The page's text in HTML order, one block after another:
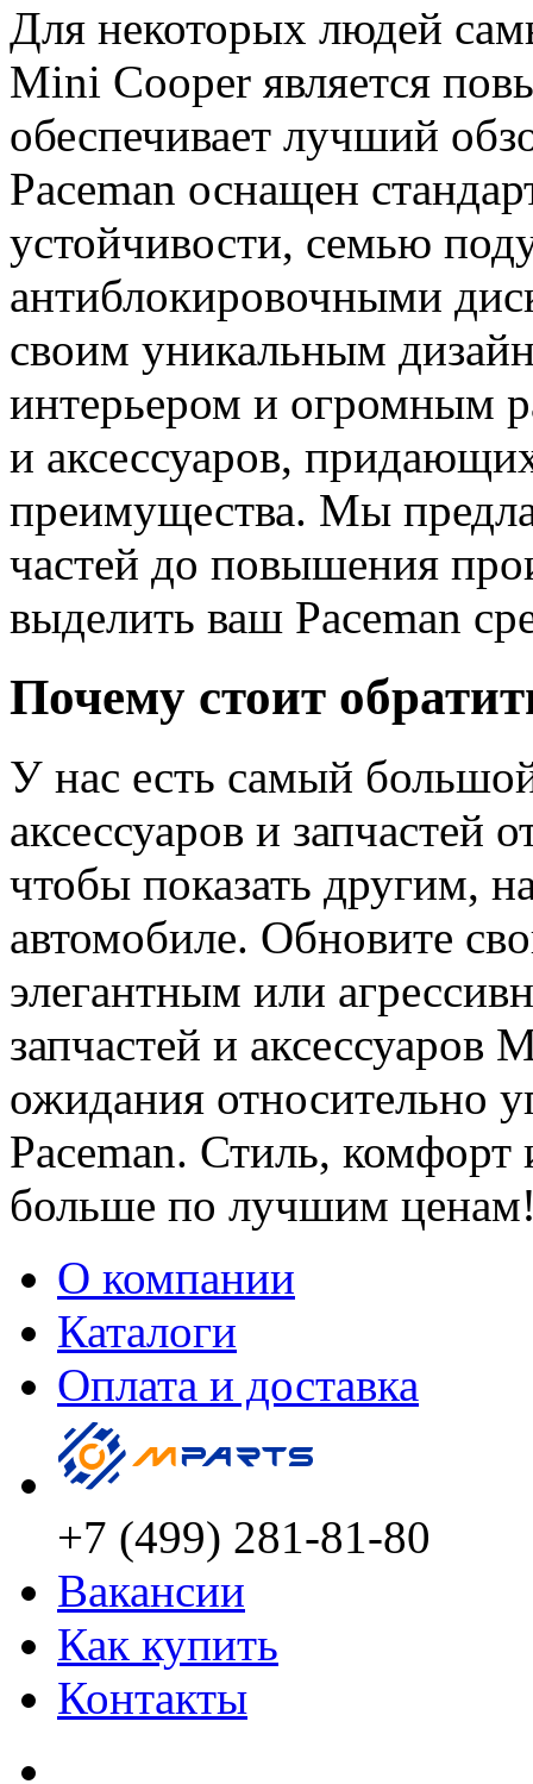
Для некоторых людей
Mini Cooper является
обеспечивает лучший
Paceman оснащен
устойчивости, семью
антиблокировочными
своим уникальным
интерьером и огромным
и аксессуаров,
преимущества. Мы
частей до повышения
выделить ваш Paceman
Почему стоит
У нас есть самый
аксессуаров и запчастей
чтобы показать другим,
автомобиле. Обновите
элегантным или
запчастей и аксессуаров
ожидания относительно
Paceman. Стиль, комфорт
больше по лучшим
О компании
Каталоги
Оплата и доставка
+7 (499) 281-81-80
Вакансии
Как купить
Контакты